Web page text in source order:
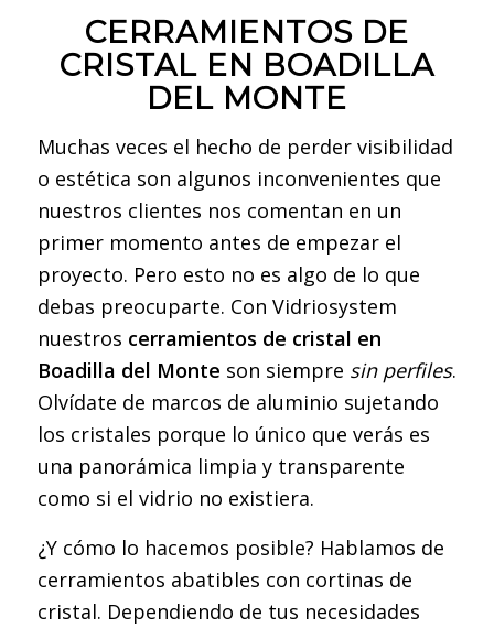
CERRAMIENTOS DE
CRISTAL EN BOADILLA
DEL MONTE
Muchas veces el hecho de perder visibilidad
o estética son algunos inconvenientes que
nuestros clientes nos comentan en un
primer momento antes de empezar el
proyecto. Pero esto no es algo de lo que
debas preocuparte. Con Vidriosystem
nuestros cerramientos de cristal en
Boadilla del Monte son siempre sin perfiles.
Olvídate de marcos de aluminio sujetando
los cristales porque lo único que verás es
una panorámica limpia y transparente
como si el vidrio no existiera.
¿Y cómo lo hacemos posible? Hablamos de
cerramientos abatibles con cortinas de
cristal. Dependiendo de tus necesidades